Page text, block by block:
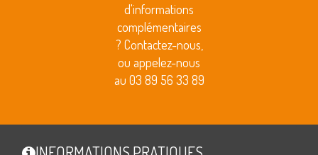
d'informations
complémentaires
? Contactez-nous,
ou appelez-nous
au 03 89 56 33 89